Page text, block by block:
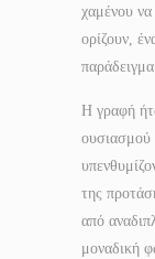
χαμένου
ορίζουν,
Η γραφή
της
από
μοναδική